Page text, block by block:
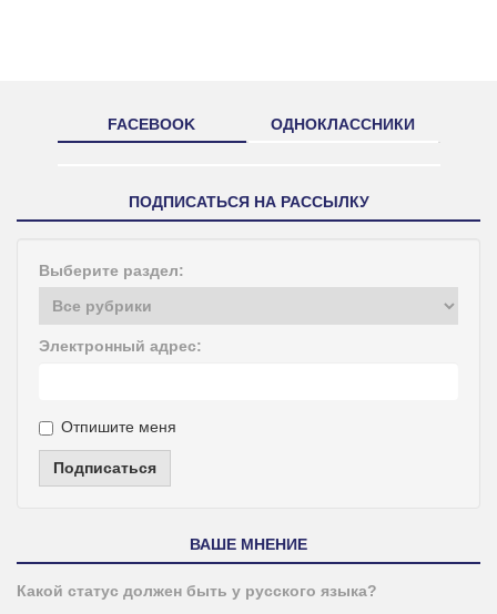
FACEBOOK ОДНОКЛАССНИКИ
ПОДПИСАТЬСЯ НА РАССЫЛКУ
Выберите раздел:
Электронный адрес:
Отпишите меня
Подписаться
ВАШЕ МНЕНИЕ
Какой статус должен быть у русского языка?